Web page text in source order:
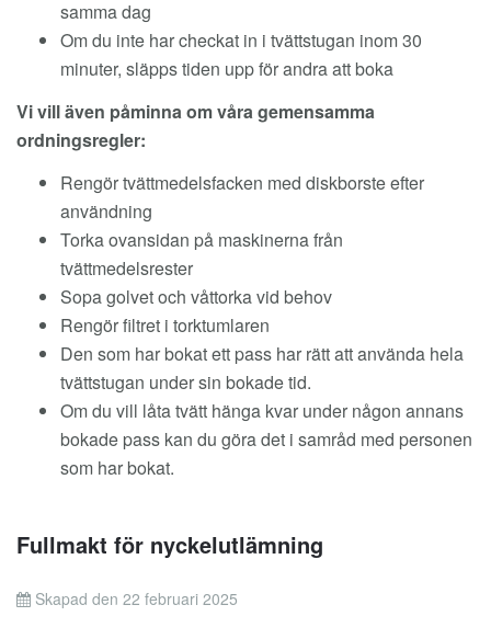
samma dag
Om du inte har checkat in i tvättstugan inom 30
minuter, släpps tiden upp för andra att boka
Vi vill även påminna om våra gemensamma
ordningsregler:
Rengör tvättmedelsfacken med diskborste efter
användning
Torka ovansidan på maskinerna från
tvättmedelsrester
Sopa golvet och våttorka vid behov
Rengör filtret i torktumlaren
Den som har bokat ett pass har rätt att använda hela
tvättstugan under sin bokade tid.
Om du vill låta tvätt hänga kvar under någon annans
bokade pass kan du göra det i samråd med personen
som har bokat.
Fullmakt för nyckelutlämning
Skapad den 22 februari 2025